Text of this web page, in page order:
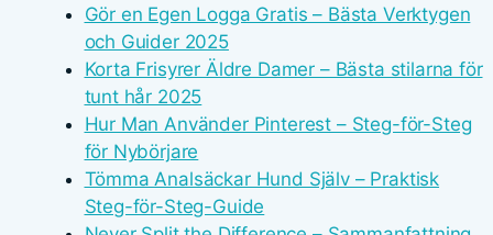
Gör en Egen Logga Gratis – Bästa Verktygen
och Guider 2025
Korta Frisyrer Äldre Damer – Bästa stilarna för
tunt hår 2025
Hur Man Använder Pinterest – Steg-för-Steg
för Nybörjare
Tömma Analsäckar Hund Själv – Praktisk
Steg-för-Steg-Guide